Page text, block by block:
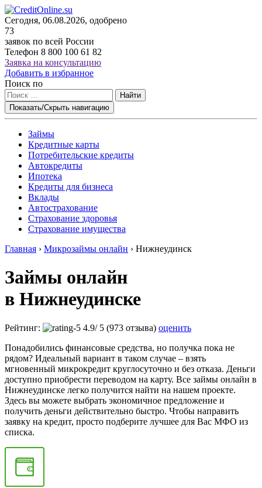
Сегодня, 06.08.2026, одобрено
73
заявок по всей России
Телефон 8 800 100 61 82
Заявка на консультацию
Добавить в избранное
Поиск по
Найти
Показать/Скрыть навигацию
Займы
Кредитные карты
Потребительские кредиты
Автокредиты
Ипотека
Кредиты для бизнеса
Вклады
Автострахование
Страхование здоровья
Страхование имущества
Главная › Микрозаймы онлайн › Нижнеудинск
Займы онлайн
в Нижнеудинске
Рейтинг: 4.9/ 5 (973 отзыва) оценить
Понадобились финансовые средства, но получка пока не
рядом? Идеальный вариант в таком случае – взять
мгновенный микрокредит круглосуточно и без отказа. Деньги
доступно приобрести переводом на карту. Все займы онлайн в
Нижнеудинске легко получится найти на нашем проекте.
Здесь вы можете выбрать экономичное предложение и
получить деньги действительно быстро. Чтобы направить
заявку на кредит, просто подберите лучшее для Вас МФО из
списка.